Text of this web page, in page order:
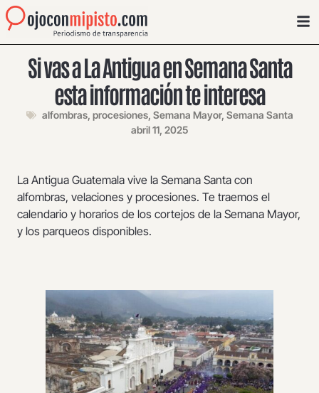
Si vas a La Antigua en Semana Santa
esta información te interesa
alfombras, procesiones, Semana Mayor, Semana Santa
abril 11, 2025
La Antigua Guatemala vive la Semana Santa con
alfombras, velaciones y procesiones. Te traemos el
calendario y horarios de los cortejos de la Semana Mayor,
y los parqueos disponibles.